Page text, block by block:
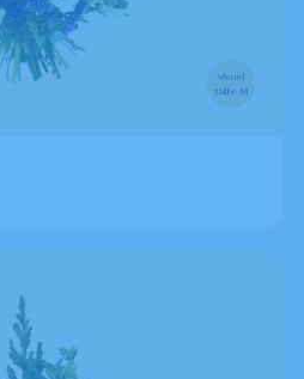
Visuel
taille M